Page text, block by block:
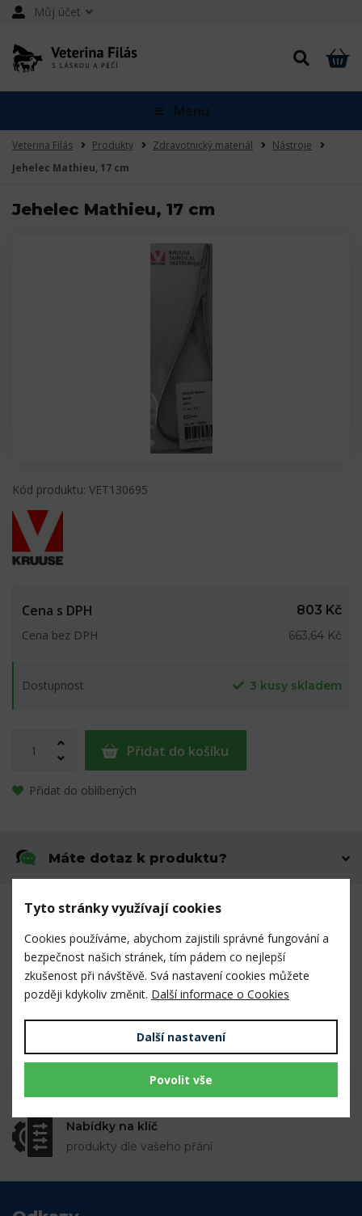
Můj účet
Menu
Veterina Filás Produkty Zdravotnický materiál
Nástroje
Jehelec Mathieu, 17 cm
Jehelec Mathieu, 17 cm
Kód produktu: VET130695
Cena s DPH
803 Kč
Cena bez DPH
663,64 Kč
Dostupnost 3 kusy skladem
Přidat do košíku
Přidat do oblíbených
Máte dotaz k produktu?
Mnoho prověřených výrobků veterinárními
lékaři i chovateli
k dispozici skladem
Spolehlivý dopravce
Expedice do 3 dnů
Osobní vyzvednutí
u nás v Mladošovicích
Nabídky na klíč
produkty dle vašeho přání
Tyto stránky využívají cookies
Cookies používáme, abychom zajistili správné fungování a
bezpečnost našich stránek, tím pádem co nejlepší
zkušenost při návštěvě. Svá nastavení cookies můžete
později kdykoliv změnit. Další informace o Cookies
Další nastavení
Povolit vše